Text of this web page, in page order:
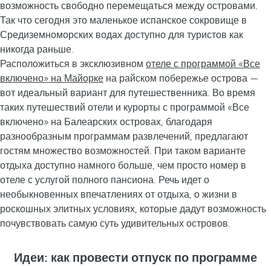
возможность свободно перемещаться между островами.
Так что сегодня это маленькое испанское сокровище в
Средиземноморских водах доступно для туристов как
никогда раньше.
Расположиться в эксклюзивном отеле с программой «Все
включено» на Майорке на райском побережье острова —
вот идеальный вариант для путешественника. Во время
таких путешествий отели и курорты с программой «Все
включено» на Балеарских островах, благодаря
разнообразным программам развлечений, предлагают
гостям множество возможностей. При таком варианте
отдыха доступно намного больше, чем просто номер в
отеле с услугой полного пансиона. Речь идет о
необыкновенных впечатлениях от отдыха, о жизни в
роскошных элитных условиях, которые дадут возможность
почувствовать самую суть удивительных островов.
Идеи: как провести отпуск по программе